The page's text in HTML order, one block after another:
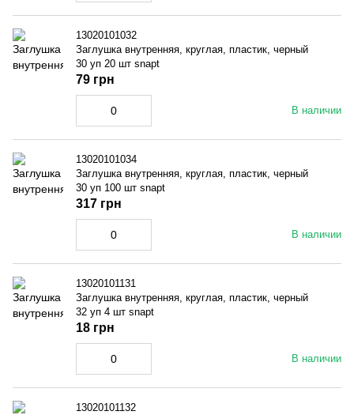
13020101032
Заглушка внутренняя, круглая, пластик, черный
30 уп 20 шт snapt
В наличии
79 грн
13020101034
Заглушка внутренняя, круглая, пластик, черный
30 уп 100 шт snapt
В наличии
317 грн
13020101131
Заглушка внутренняя, круглая, пластик, черный
32 уп 4 шт snapt
В наличии
18 грн
13020101132